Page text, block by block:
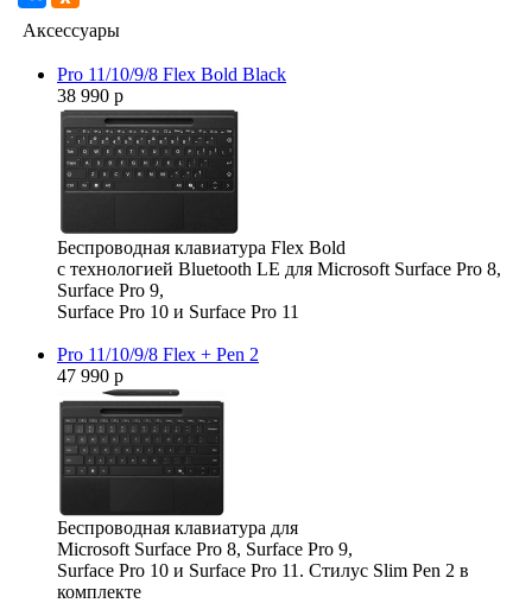
Аксессуары
Pro 11/10/9/8 Flex Bold Black
38 990 р
Беспроводная клавиатура Flex Bold
с технологией Bluetooth LE для Microsoft Surface Pro 8,
Surface Pro 9,
Surface Pro 10 и Surface Pro 11
Pro 11/10/9/8 Flex + Pen 2
47 990 р
Беспроводная клавиатура для
Microsoft Surface Pro 8, Surface Pro 9,
Surface Pro 10 и Surface Pro 11. Стилус Slim Pen 2 в
комплекте